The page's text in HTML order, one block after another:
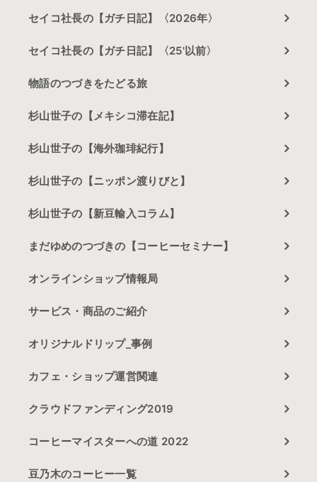
セイコ社長の【ガチ日記】〈2026年〉
セイコ社長の【ガチ日記】〈25'以前〉
物語のつづきをたどる旅
杉山世子の【メキシコ滞在記】
杉山世子の【海外珈琲紀行】
杉山世子の【ニッポン渡りびと】
杉山世子の【新豆輸入コラム】
まだゆめのつづきの【コーヒーセミナー】
オンラインショップ情報局
サービス・商品のご紹介
オリジナルドリップ_事例
カフェ・ショップ運営関連
クラウドファンディング2019
コーヒーマイスターへの道 2022
豆乃木のコーヒー一覧